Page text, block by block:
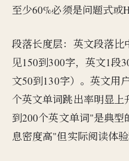
至少60%必须是问题式或
段落长度层：英文段落比
见150到300字，英文1段
文50到130字）。英文用
个英文单词跳出率明显上
到200个英文单词"是典
息密度高"但实际阅读体验